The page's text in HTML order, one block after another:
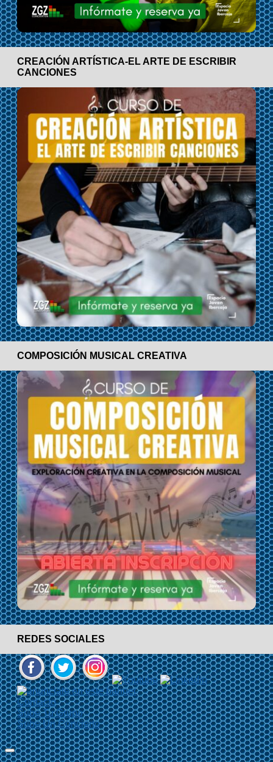
CREACIÓN ARTÍSTICA-EL ARTE DE ESCRIBIR
CANCIONES
COMPOSICIÓN MUSICAL CREATIVA
REDES SOCIALES
Contacto
Sube Tu Grupo
Sube Un Concierto